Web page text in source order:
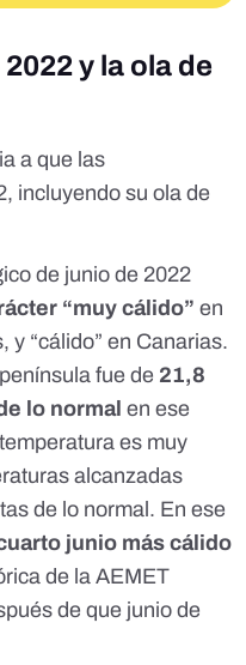
y la ola de
a que las
incluyendo su ola de
de junio de 2022
“muy cálido” en
y “cálido” en Canarias.
fue de 21,8
lo normal en ese
es muy
alcanzadas
de lo normal. En ese
junio más cálido
de la AEMET
de que junio de